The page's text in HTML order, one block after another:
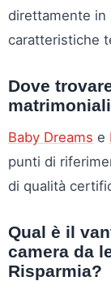
direttamente in
caratteristiche
Dove
Baby Dreams e
punti di
di qualità
Qual è il
camera da
Risparmia?